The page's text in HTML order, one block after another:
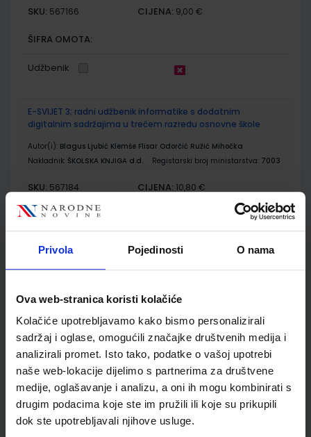
Privola Pojedinosti O nama
Ova web-stranica koristi kolačiće
Kolačiće upotrebljavamo kako bismo personalizirali
sadržaj i oglase, omogućili značajke društvenih medija i
analizirali promet. Isto tako, podatke o vašoj upotrebi
naše web-lokacije dijelimo s partnerima za društvene
medije, oglašavanje i analizu, a oni ih mogu kombinirati s
drugim podacima koje ste im pružili ili koje su prikupili
dok ste upotrebljavali njihove usluge.
SKU: 567166 CIJENA: 9,00 €
ŠIFRA OMOTA:
Udžbenik
E-SVIJET 3; radni udžbenik informatike s dodatnim
digitalnim sadržajima u trećem razredu osnovne škole
Autor(i): Blagus Ljubić Klemše Flisar Odorčić Ružić Mihočka
Nakladnik: ŠKOLSKA KNJIGA d.d. Registarski broj ministarstva: 7003
SKU: 567184 CIJENA: 10,80 €
ŠIFRA OMOTA: 500239
Udžbenik Omot
osnovne škole
Autor(i): Josipa Blagus Marijana Šundov Ana Budojević
Nakladnik:ŠKOLSKA KNJIGA d.d.
Registarski broj ministarstva:
SKU:567185 CIJENA:11,50 €
ŠIFRA OMOTA:500744
Udžbenik